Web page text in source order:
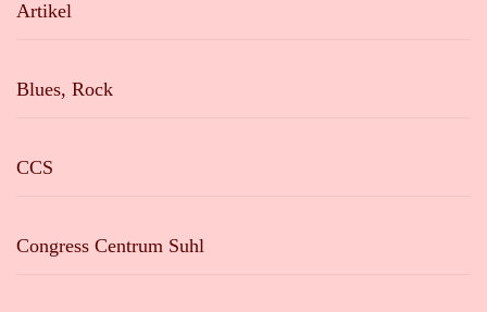
Artikel
Blues, Rock
CCS
Congress Centrum Suhl